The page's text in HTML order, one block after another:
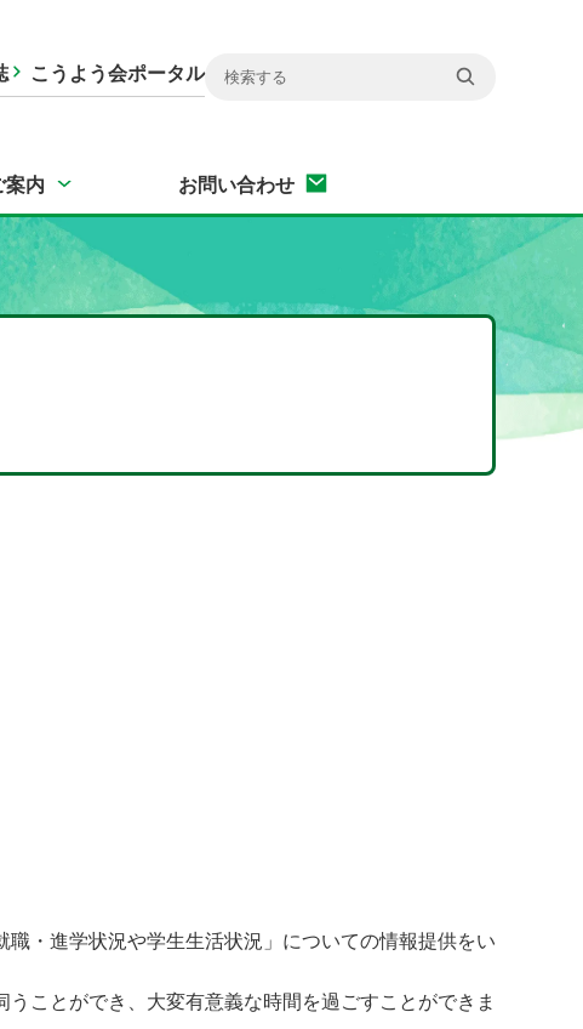
こうよう会ポータル
案内 お問い合わせ
・進学状況や学生生活状況」についての情報提供をい
ことができ、大変有意義な時間を過ごすことができま